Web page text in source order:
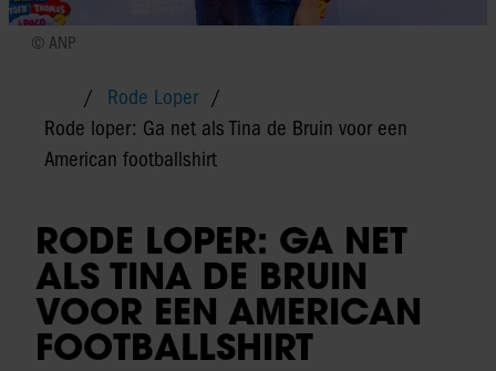
© ANP
Rode Loper
Rode loper: Ga net als Tina de Bruin voor een
American footballshirt
RODE LOPER: GA NET
ALS TINA DE BRUIN
VOOR EEN AMERICAN
FOOTBALLSHIRT